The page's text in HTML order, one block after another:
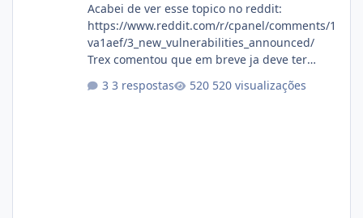
Acabei de ver esse topico no reddit:
https://www.reddit.com/r/cpanel/comments/1
va1aef/3_new_vulnerabilities_announced/
Trex comentou que em breve ja deve ter
3 respostas 520 visualizações